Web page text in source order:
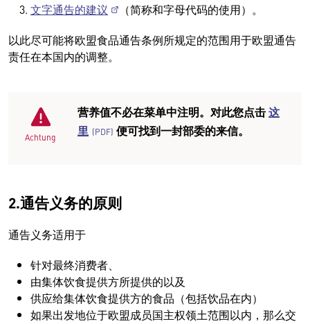
文字通告的建议
（简称和字母代码的使用）。
以此尽可能将欧盟食品通告条例所规定的范围用于欧盟通告
责任在本国内的调整。
Achtung
营养值不必在菜单中注明。对此您点击这
里
便可找到一封部委的来信。
2.通告义务的原则
通告义务适用于
针对最终消费者、
由集体饮食提供方所提供的以及
供应给集体饮食提供方的食品（包括饮品在内）
如果出发地位于欧盟成员国主权领土范围以内，那么交